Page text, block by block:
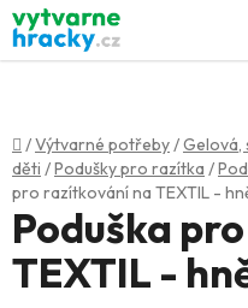
Přejít
na
obsah
Domů
/Výtvarné potřeby/Gelová,
děti /Podušky pro razítka /
pro razítkování na TEXTIL -
Poduška
TEXTIL -